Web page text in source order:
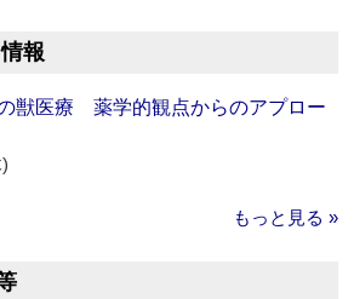
報
の獣医療 薬学的観点からのアプロー
もっと見る »